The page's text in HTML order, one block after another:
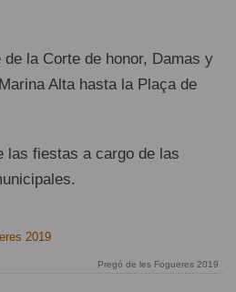
de la Corte de honor, Damas y
Alta hasta la Plaça de
las fiestas a cargo de las
Pregó de les Fogueres 2019